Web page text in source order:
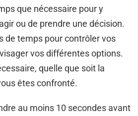
que nécessaire pour y
ou de prendre une décision.
de temps pour contrôler vos
vos différentes options.
quelle que soit la
êtes confronté.
au moins 10 secondes avant